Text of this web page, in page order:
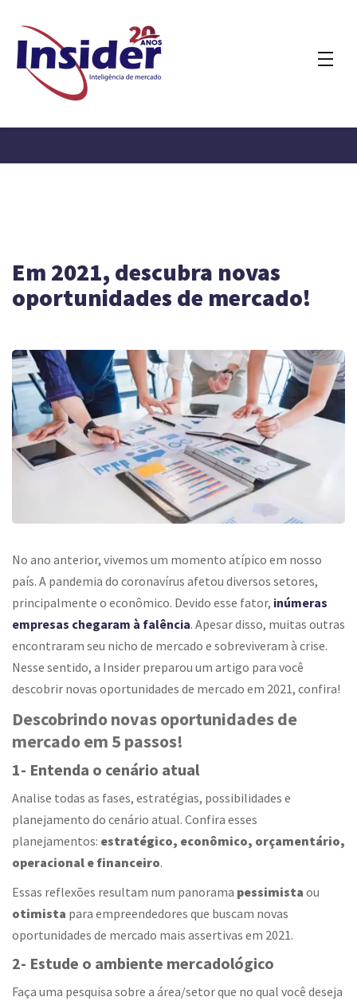
Em 2021, descubra novas
oportunidades de mercado!
No ano anterior, vivemos um momento atípico em nosso
país. A pandemia do coronavírus afetou diversos setores,
principalmente o econômico. Devido esse fator, inúmeras
empresas chegaram à falência. Apesar disso, muitas outras
encontraram seu nicho de mercado e sobreviveram à crise.
Nesse sentido, a Insider preparou um artigo para você
descobrir novas oportunidades de mercado em 2021, confira!
Descobrindo novas oportunidades de
mercado em 5 passos!
1- Entenda o cenário atual
Analise todas as fases, estratégias, possibilidades e
planejamento do cenário atual. Confira esses
planejamentos: estratégico, econômico, orçamentário,
operacional e financeiro.
Essas reflexões resultam num panorama pessimista ou
otimista para empreendedores que buscam novas
oportunidades de mercado mais assertivas em 2021.
2- Estude o ambiente mercadológico
Faça uma pesquisa sobre a área/setor que no qual você deseja